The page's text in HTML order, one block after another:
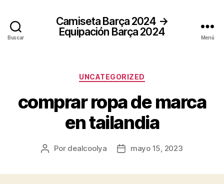
Buscar
Camiseta Barça 2024 →
Equipación Barça 2024
Menú
Categorías
UNCATEGORIZED
comprar ropa de marca
en tailandia
Autor
Por dealcoolya
Fechamayo 15, 2023